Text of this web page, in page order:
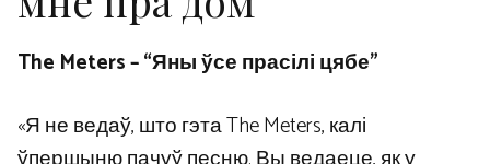
The Meters – “Яны ўсе прасілі цябе”
«Я не ведаў, што гэта The Meters, калі